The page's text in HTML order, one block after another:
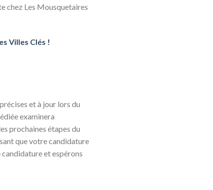
chez Les Mousquetaires
Villes Clés !
et à jour lors du
examinera
prochaines étapes du
que votre candidature
et espérons